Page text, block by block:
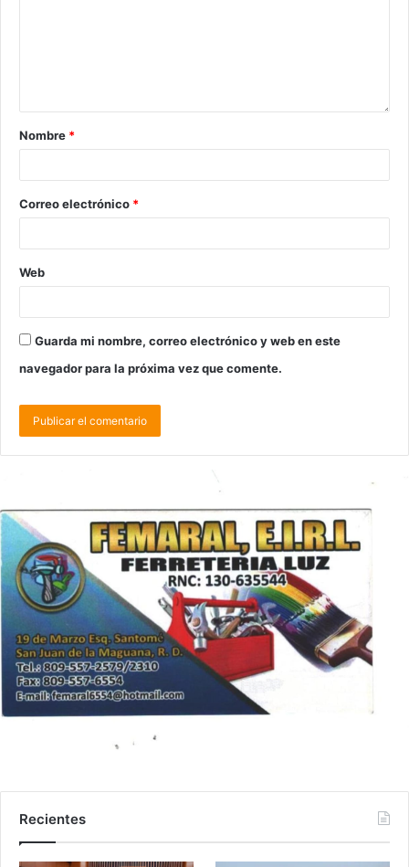
Nombre *
Correo electrónico *
Web
Guarda mi nombre, correo electrónico y web en este
navegador para la próxima vez que comente.
Recientes